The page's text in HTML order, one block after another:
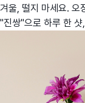
겨울, 떨지 마세요. 오
"진쌍"으로 하루 한